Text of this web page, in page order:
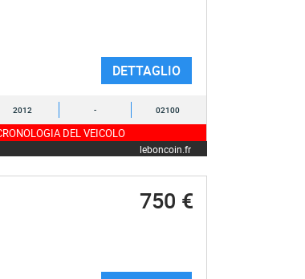
DETTAGLIO
2012 - 02100
DEL VEICOLO
leboncoin.fr
750 €